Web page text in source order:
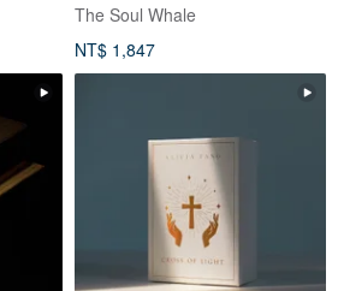
The Soul Whale
NT$ 1,847